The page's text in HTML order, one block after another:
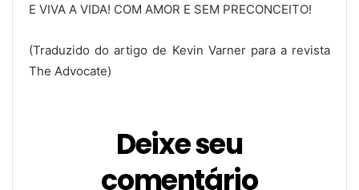
E VIVA A VIDA! COM AMOR E SEM PRECONCEITO!
(Traduzido do artigo de Kevin Varner para a revista
The Advocate)
Deixe seu
comentário